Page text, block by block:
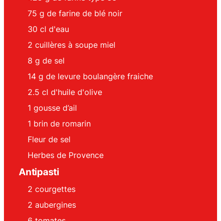
75 g de farine de blé noir
30 cl d'eau
2 cuillères à soupe miel
8 g de sel
14 g de levure boulangère fraiche
2.5 cl d'huile d'olive
1 gousse d’ail
1 brin de romarin
Fleur de sel
Herbes de Provence
Antipasti
2 courgettes
2 aubergines